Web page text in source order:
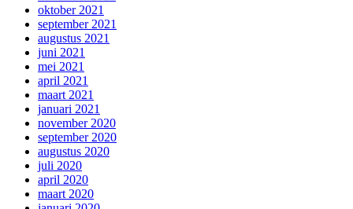
oktober 2021
september 2021
augustus 2021
juni 2021
mei 2021
april 2021
maart 2021
januari 2021
november 2020
september 2020
augustus 2020
juli 2020
april 2020
maart 2020